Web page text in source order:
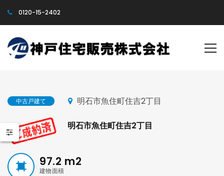
0120-15-2402
中古戸建て 明石市魚住町住吉2丁目
明石市魚住町住吉2丁目
97.2 m2
建物面積